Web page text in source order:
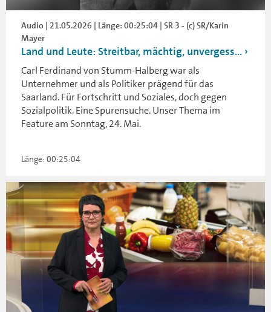
Audio | 21.05.2026 | Länge: 00:25:04 | SR 3 - (c) SR/Karin
Mayer
Land und Leute: Streitbar, mächtig, unvergess...
Carl Ferdinand von Stumm-Halberg war als
Unternehmer und als Politiker prägend für das
Saarland. Für Fortschritt und Soziales, doch gegen
Sozialpolitik. Eine Spurensuche. Unser Thema im
Feature am Sonntag, 24. Mai.
Länge: 00:25:04